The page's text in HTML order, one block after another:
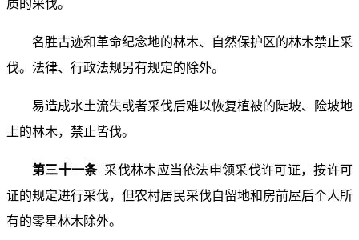
质的采伐。
名胜古迹和革命纪念地的林木、自然保护区的林木禁止采
伐。法律、行政法规另有规定的除外。
易造成水土流失或者采伐后难以恢复植被的陡坡、险坡地
上的林木，禁止皆伐。
第三十一条 采伐林木应当依法申领采伐许可证，按许可
证的规定进行采伐，但农村居民采伐自留地和房前屋后个人所
有的零星林木除外。